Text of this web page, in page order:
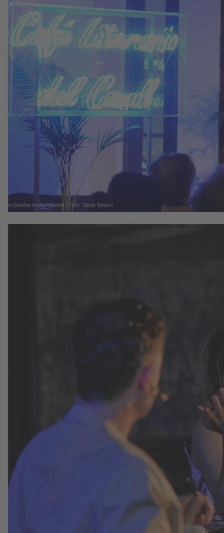
© Goethe-Institut Madrid | Foto: David Sirvent